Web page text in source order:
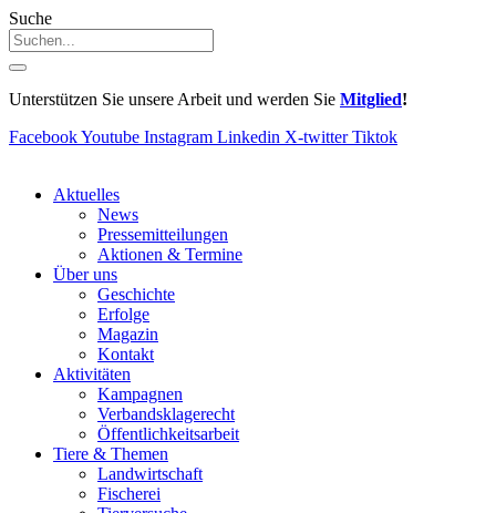
Suche
Unterstützen Sie unsere Arbeit und werden Sie Mitglied!
FacebookYoutube Instagram Linkedin X-twitter Tiktok
Aktuelles
News
Pressemitteilungen
Aktionen & Termine
Über uns
Geschichte
Erfolge
Magazin
Kontakt
Aktivitäten
Kampagnen
Verbandsklagerecht
Öffentlichkeitsarbeit
Tiere & Themen
Landwirtschaft
Fischerei